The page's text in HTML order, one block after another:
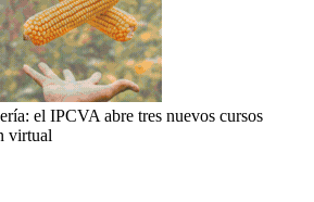
el IPCVA abre tres nuevos cursos
virtual